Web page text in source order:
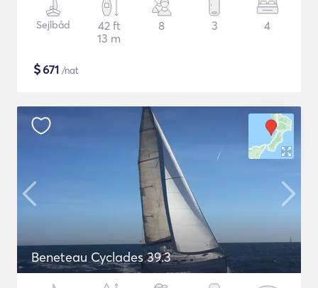
Sejlbåd
42 ft
13 m
8 3 4
$671 /nat
Beneteau Cyclades 39.3